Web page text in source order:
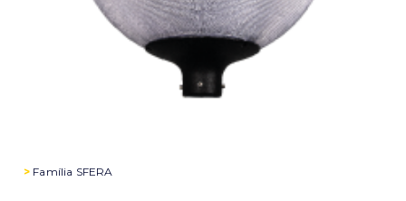
> Família SFERA